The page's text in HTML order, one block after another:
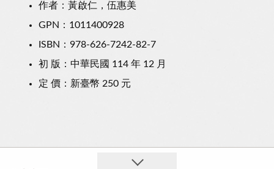
作者：黃啟仁，伍惠美
GPN：1011400928
ISBN：978-626-7242-82-7
初 版：中華民國 114 年 12 月
定 價：新臺幣 250 元